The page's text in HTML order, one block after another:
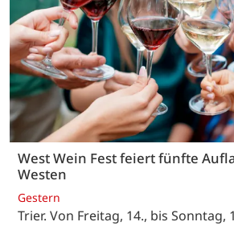
West Wein Fest feiert fünfte
Westen
Gestern
Trier. Von Freitag, 14., bis Sonntag,